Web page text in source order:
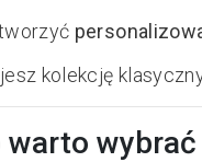
kolekcję
warto